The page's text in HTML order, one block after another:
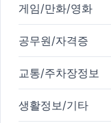
게임/만화/영화
공무원/자격증
교통/주차장정보
생활정보/기타